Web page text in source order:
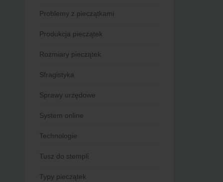
Problemy z pieczątkami
Produkcja pieczątek
Rozmiary pieczątek
Sfragistyka
Sprawy urzędowe
System online
Technologie
Tusz do stempli
Typy pieczątek